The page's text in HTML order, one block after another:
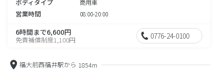
ボディタイプ 商用車
営業時間 08:00-20:00
6時間まで6,600円
免責補償制度1,100円 0776-24-0100
福大前西福井駅から 1854m